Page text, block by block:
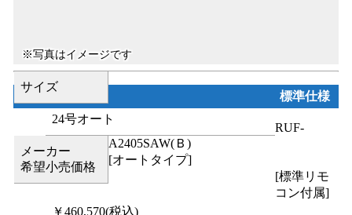
サイズ
24号オート
メーカー
希望小売価格
￥460,570(税込)
標準仕様
RUF-
A2405SAW(Ｂ)
[オートタイプ]
[標準リモ
コン付属]